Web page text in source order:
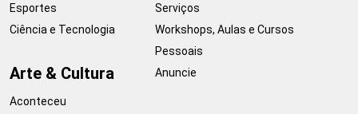
Esportes
Ciência e Tecnologia
Arte & Cultura
Aconteceu
Serviços
Workshops, Aulas e Cursos
Pessoais
Anuncie